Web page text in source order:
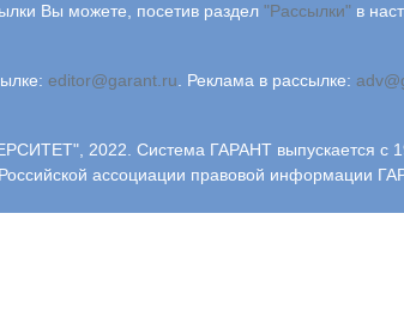
Вы можете, посетив раздел "Рассылки" в
editor@garant.ru. Реклама в рассылке:
2022. Система ГАРАНТ выпускается с
ассоциации правовой информации